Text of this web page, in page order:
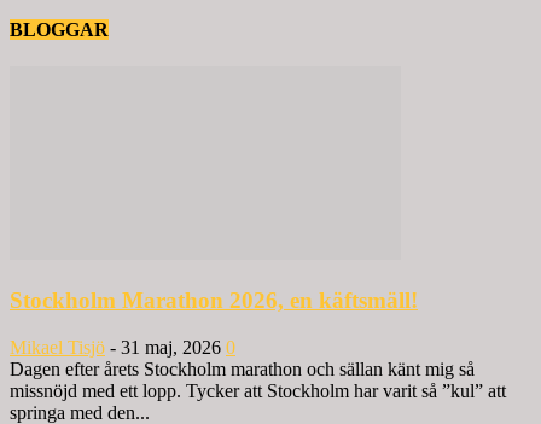
BLOGGAR
Stockholm Marathon 2026, en käftsmäll!
Mikael Tisjö - 31 maj, 2026 0
Dagen efter årets Stockholm marathon och sällan känt mig så
missnöjd med ett lopp. Tycker att Stockholm har varit så ”kul” att
springa med den...